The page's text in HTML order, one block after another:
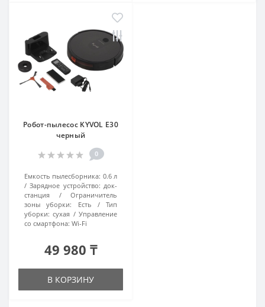
Робот-пылесос KYVOL E30
черный
0
Емкость пылесборника: 0.6 л
Зарядное устройство: док-
станция
Ограничитель
зоны уборки:
Есть
Тип
уборки: сухая
Управление
со смартфона: Wi-Fi
49 980 ₸
В КОРЗИНУ